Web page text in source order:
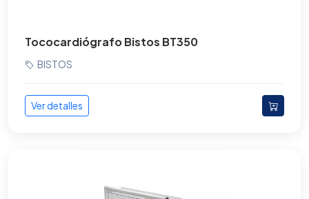
Tococardiógrafo Bistos BT350
BISTOS
Ver detalles